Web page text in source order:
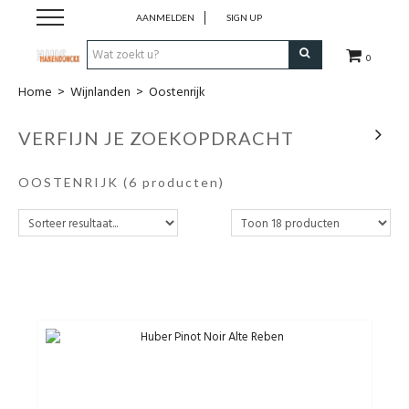
0
AANMELDEN SIGN UP
Wijnen
Wijnlanden
Alcoholvrije dranken
Home > Wijnlanden > Oostenrijk
VERFIJN JE ZOEKOPDRACHT
OOSTENRIJK (6 producten)